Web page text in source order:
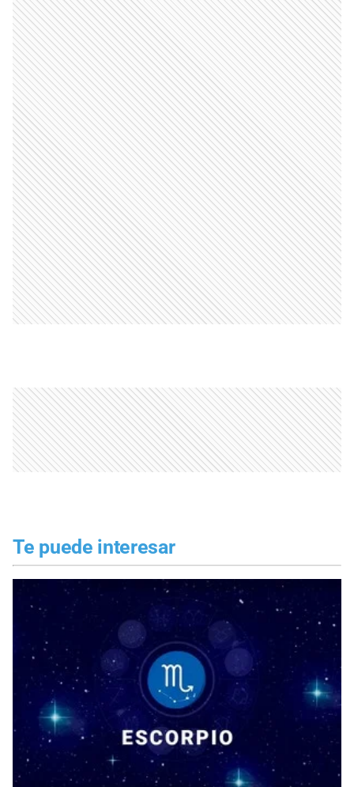
Te puede interesar